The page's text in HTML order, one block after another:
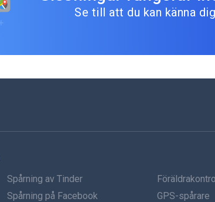
Se till att du kan känna
Spårning av Tinder
Spårning på Facebook
GPS-spårare